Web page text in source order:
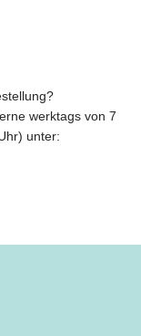
werktags von 7
unter: